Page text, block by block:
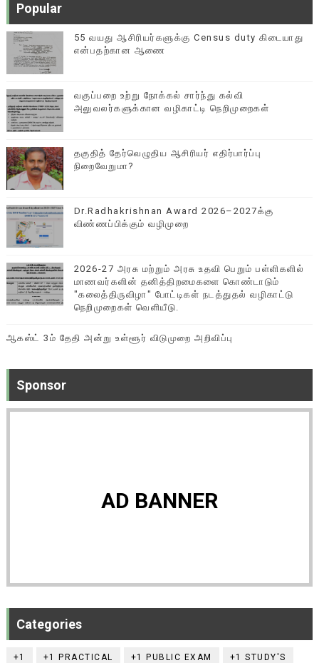
Popular
55 வயது ஆசிரியர்களுக்கு Census duty கிடையாது
என்பதற்கான ஆணை
வகுப்பறை உற்று நோக்கல் சார்ந்து கல்வி
அலுவலர்களுக்கான வழிகாட்டி நெறிமுறைகள்
தகுதித் தேர்வெழுதிய ஆசிரியர் எதிர்பார்ப்பு
நிறைவேறுமா?
Dr.Radhakrishnan Award 2026–2027க்கு
விண்ணப்பிக்கும் வழிமுறை
2026-27 அரசு மற்றும் அரசு உதவி பெறும் பள்ளிகளில்
மாணவர்களின் தனித்திறமைகளை கொண்டாடும்
"கலைத்திருவிழா" போட்டிகள் நடத்துதல் வழிகாட்டு
நெறிமுறைகள் வெளியீடு.
ஆகஸ்ட் 3ம் தேதி அன்று உள்ளூர் விடுமுறை அறிவிப்பு
Sponsor
AD BANNER
Categories
+1 +1 PRACTICAL +1 PUBLIC EXAM +1 STUDY'S